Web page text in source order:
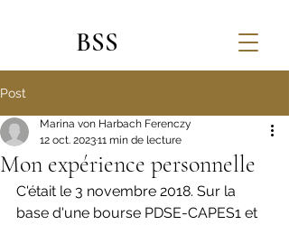
BSS
Post
Mon expérience personnelle
Marina von Harbach Ferenczy
12 oct. 202311 min de lecture
C'était le 3 novembre 2018. Sur la
base d'une bourse PDSE-CAPES1 et